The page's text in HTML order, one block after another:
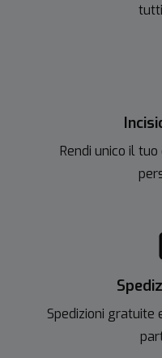
Rendi unico il
Spedizioni gratuite